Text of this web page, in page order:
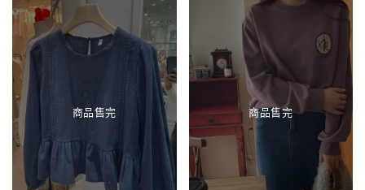
商品售完 商品售完